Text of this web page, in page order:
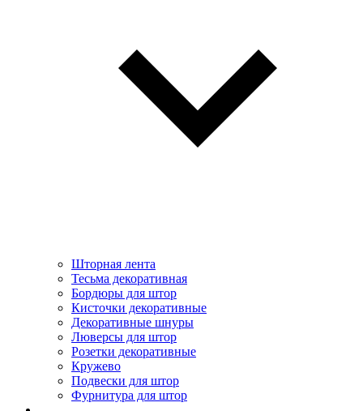
Шторная лента
Тесьма декоративная
Бордюры для штор
Кисточки декоративные
Декоративные шнуры
Люверсы для штор
Розетки декоративные
Кружево
Подвески для штор
Фурнитура для штор